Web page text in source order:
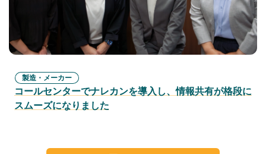
製造・メーカー
コールセンターでナレカンを導入し、情報共有が格段に
スムーズになりました